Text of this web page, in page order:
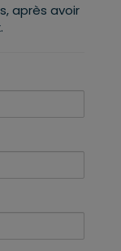
après avoir